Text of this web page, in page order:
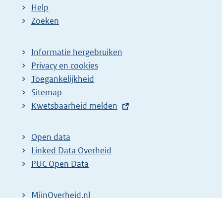
Help
Zoeken
Informatie hergebruiken
Privacy en cookies
Toegankelijkheid
Sitemap
E
t
e
r
Kwetsbaarheid melden
Open data
Linked Data Overheid
PUC Open Data
MijnOverheid.nl